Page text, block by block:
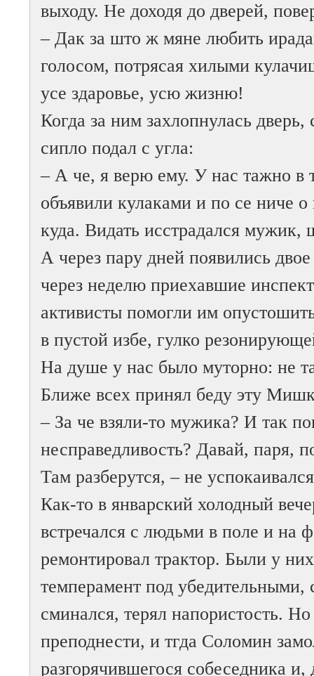
выходу. Не доходя до дверей,
– Дак за што ж мяне любить
голосом, потрясая хилыми
усе здаровье, усю жизню!
Когда за ним захлопнулась
сипло подал с угла:
– А че, я верю ему. У нас тажно в
объявили кулаками и по се ниче
куда. Видать исстрадался мужик,
А через пару дней появились
через неделю приехавшие
активисты помогли им
в пустой избе, гулко
На душе у нас было муторно: не
Ближе всех принял беду эту
– За че взяли-то мужика? И так
несправедливость? Давай, паря,
Там разберутся, – не
Как-то в январский холодный
встречался с людьми в поле и на
ремонтировал трактор. Были у
темперамент под убедительными,
сминался, терял напористость.
преподнести, и тгда Соломин
разгорячившегося собеседника